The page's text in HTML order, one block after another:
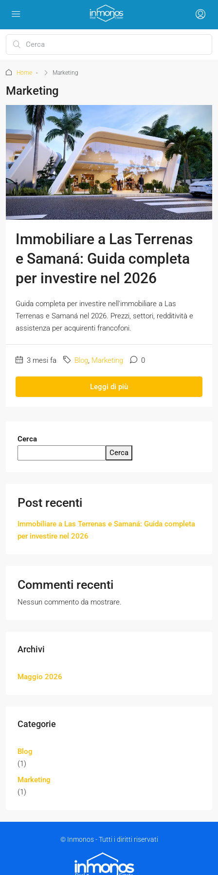
Home Marketing
Marketing
Immobiliare a Las Terrenas
e Samaná: Guida completa
per investire nel 2026
Guida completa per investire nell'immobiliare a Las
Terrenas e Samaná nel 2026. Prezzi, settori, redditività e
assistenza per acquirenti francofoni.
3 mesi fa Blog, Marketing 0
Leggi di più
Cerca
Cerca
Post recenti
Immobiliare a Las Terrenas e Samaná: Guida completa
per investire nel 2026
Commenti recenti
Nessun commento da mostrare.
Archivi
Maggio 2026
Categorie
Blog
(1)
Marketing
(1)
© Inmonos - Tutti i diritti riservati